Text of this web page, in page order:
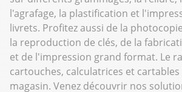
l'agrafage, la plastification et
livrets. Profitez aussi de la
la reproduction de clés, de la
et de l'impression grand format. Le
cartouches, calculatrices et
magasin. Venez découvrir nos